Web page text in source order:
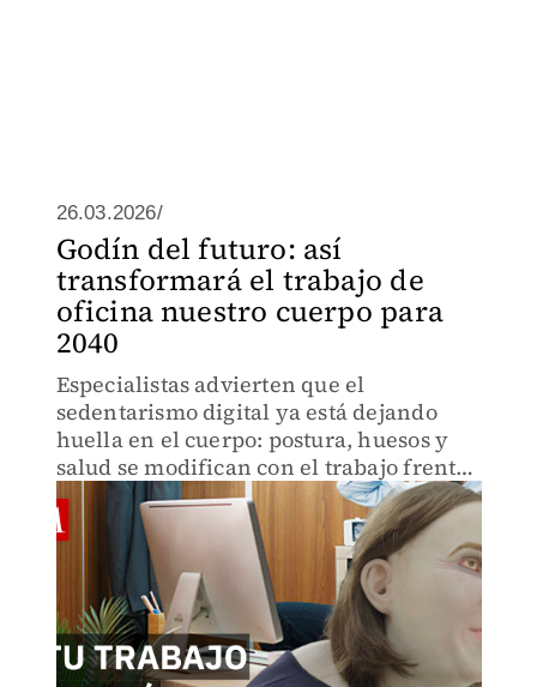
26.03.2026/
Godín del futuro: así
transformará el trabajo de
oficina nuestro cuerpo para
2040
Especialistas advierten que el
sedentarismo digital ya está dejando
huella en el cuerpo: postura, huesos y
salud se modifican con el trabajo frente
a pantallas.